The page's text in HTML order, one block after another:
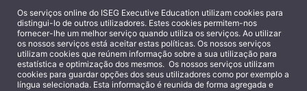
Contactos
Os serviços online do ISEG Executive Education utilizam cookies para
distingui-lo de outros utilizadores. Estes cookies permitem-nos
fornecer-lhe um melhor serviço quando utiliza os serviços. Ao utilizar
os nossos serviços está aceitar estas políticas. Os nossos serviços
utilizam cookies que reúnem informação sobre a sua utilização para
estatística e optimização dos mesmos. Os nossos serviços utilizam
cookies para guardar opções dos seus utilizadores como por exemplo a
língua selecionada. Esta informação é reunida de forma agregada e